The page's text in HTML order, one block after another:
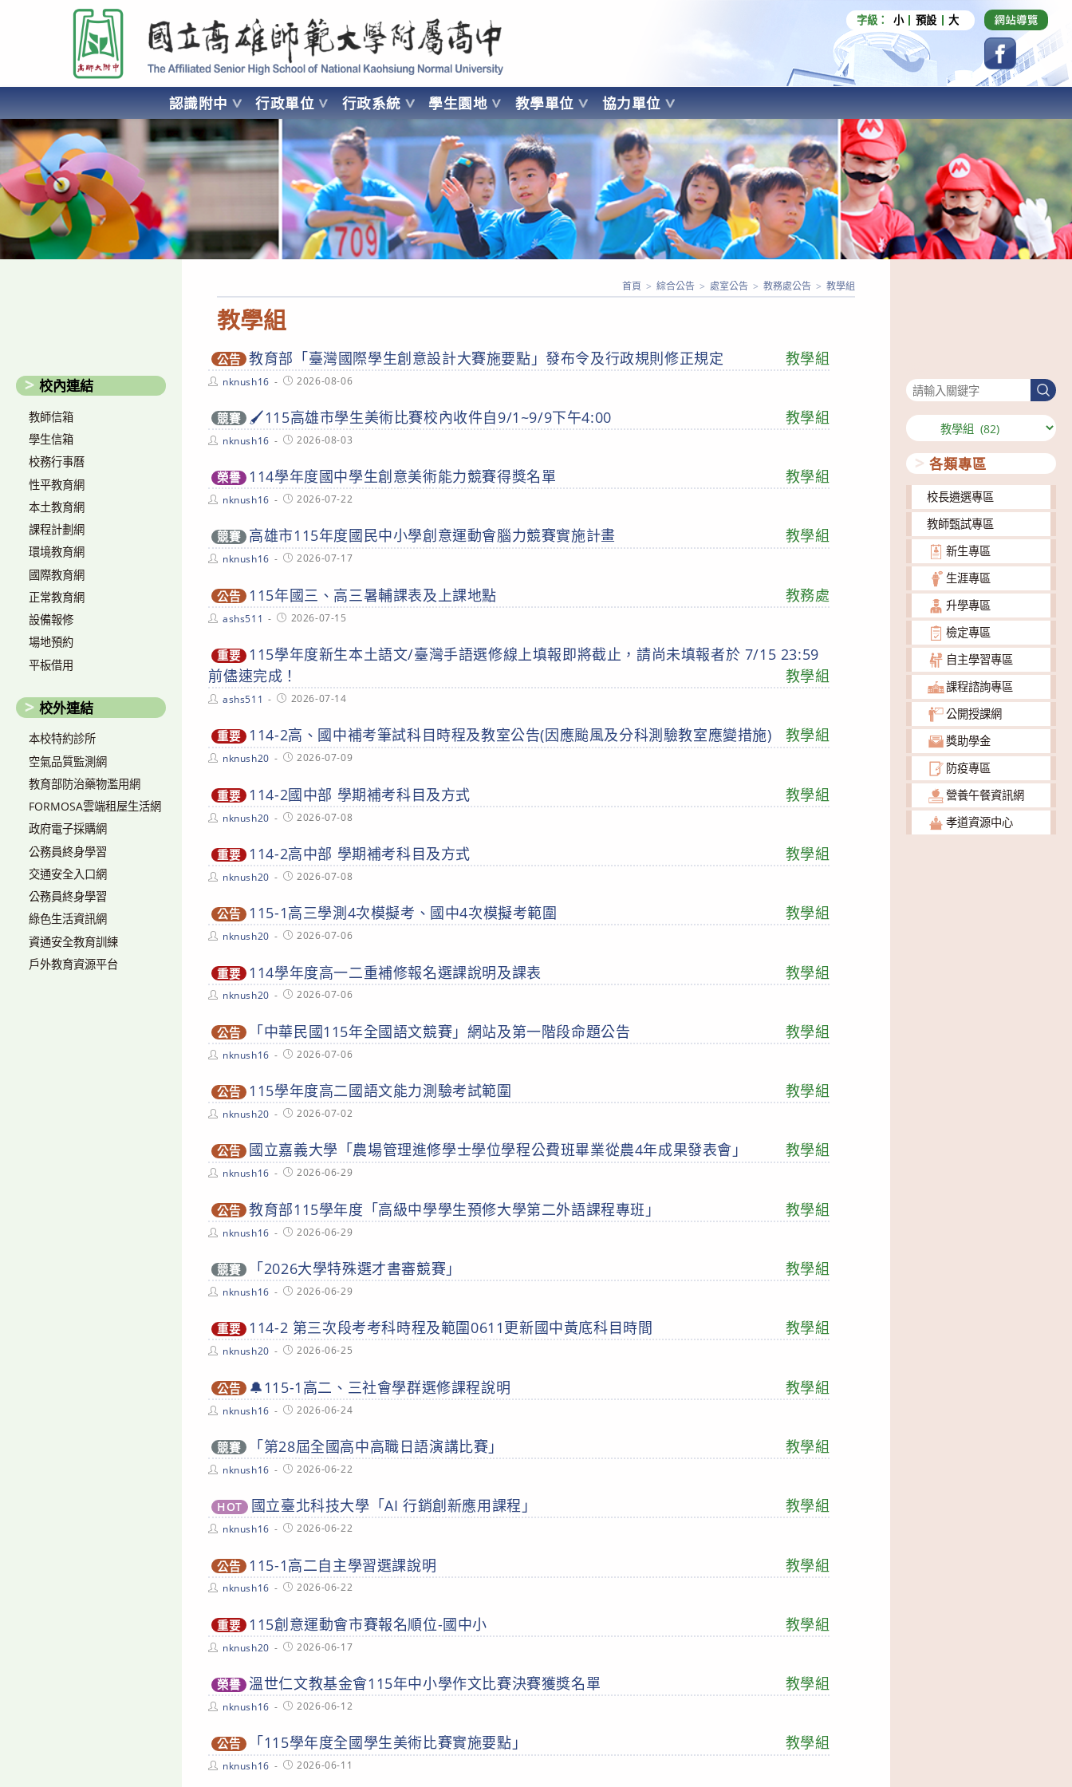
要
容
國立高雄師範大學附屬高級中學 Affiliated Senior High School of National Kaohsiung Normal University
字級： 小 預設 大
認識附中 行政單位 行政系統 學生園地 教學單位 協力單位
AFFILIATED SENIOR HIGH SCHOOL OF NATIONAL KAOHSIUNG NORMAL UNIVERSITY
教學組
首頁 > 綜合公告 > 處室公告 > 教務處公告 > 教學組
公告 教學組
教育部「臺灣國際學生創意設計大賽施要點」發布令及行政規則修正規定
Postnknush16
Post2026-08-06
競賽 教學組
🖌️115高雄市學生美術比賽校內收件自9/1~9/9下午4:00
Postnknush16
Post2026-08-03
榮譽 教學組
114學年度國中學生創意美術能力競賽得獎名單
Postnknush16
Post2026-07-22
競賽 教學組
高雄市115年度國民中小學創意運動會腦力競賽實施計畫
Postnknush16
Post2026-07-17
公告 115年國三、高三暑輔課表及上課地點 教務處
Postashs511
Post2026-07-15
重要
115學年度新生本土語文/臺灣手語選修線上填報即將截止，請尚未填報者於 7/15 23:59
前儘速完成！
教學組
Postashs511
Post2026-07-14
重要 114-2高、國中補考筆試科目時程及教室公告(因應颱風及分科測驗教室應變措施) 教學組
Postnknush20
Post2026-07-09
重要 114-2國中部 學期補考科目及方式 教學組
Postnknush20
Post2026-07-08
重要 114-2高中部 學期補考科目及方式 教學組
Postnknush20
Post2026-07-08
公告 115-1高三學測4次模擬考、國中4次模擬考範圍 教學組
Postnknush20
Post2026-07-06
重要 114學年度高一二重補修報名選課說明及課表 教學組
Postnknush20
Post2026-07-06
公告 教學組
「中華民國115年全國語文競賽」網站及第一階段命題公告
Postnknush16
Post2026-07-06
公告 115學年度高二國語文能力測驗考試範圍 教學組
Postnknush20
Post2026-07-02
公告 教學組
國立嘉義大學「農場管理進修學士學位學程公費班畢業從農4年成果發表會」
Postnknush16
Post2026-06-29
公告 教學組
教育部115學年度「高級中學學生預修大學第二外語課程專班」
Postnknush16
Post2026-06-29
競賽 教學組
「2026大學特殊選才書審競賽」
Postnknush16
Post2026-06-29
重要 114-2 第三次段考考科時程及範圍 教學組
0611更新國中黃底科目時間
Postnknush20
Post2026-06-25
公告 教學組
🔔115-1高二、三社會學群選修課程說明
Postnknush16
Post2026-06-24
競賽 教學組
「第28屆全國高中高職日語演講比賽」
Postnknush16
Post2026-06-22
HOT 教學組
國立臺北科技大學「AI 行銷創新應用課程」
Postnknush16
Post2026-06-22
公告 教學組
115-1高二自主學習選課說明
Postnknush16
Post2026-06-22
重要 115創意運動會市賽報名順位-國中小 教學組
Postnknush20
Post2026-06-17
榮譽 教學組
溫世仁文教基金會115年中小學作文比賽決賽獲獎名單
Postnknush16
Post2026-06-12
公告 教學組
「115學年度全國學生美術比賽實施要點」
Postnknush16
Post2026-06-11
校內連結
教師信箱
學生信箱
校務行事曆
性平教育網
本土教育網
課程計劃網
環境教育網
國際教育網
正常教育網
設備報修
場地預約
平板借用
校外連結
本校特約診所
空氣品質監測網
教育部防治藥物濫用網
FORMOSA雲端租屋生活網
政府電子採購網
公務員終身學習
交通安全入口網
公務員終身學習
綠色生活資訊網
資通安全教育訓練
戶外教育資源平台
搜
尋
分
類
各類專區
校長遴選專區
教師甄試專區
新生專區
生涯專區
升學專區
檢定專區
自主學習專區
課程諮詢專區
公開授課網
獎助學金
防疫專區
營養午餐資訊網
孝道資源中心